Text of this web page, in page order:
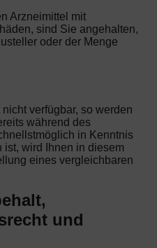
Arzneimittel mit
sind Sie angehalten,
oder der Menge
verfügbar, so werden
während des
in Kenntnis
ist, wird Ihnen in diesem
eines vergleichbaren
und